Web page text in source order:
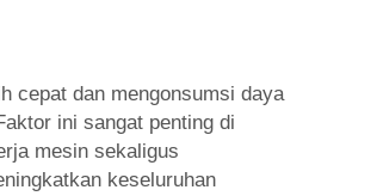
cepat dan mengonsumsi daya
ini sangat penting di
mesin sekaligus
keseluruhan